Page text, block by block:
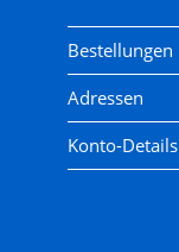
Bestellungen
Adressen
Konto-Details